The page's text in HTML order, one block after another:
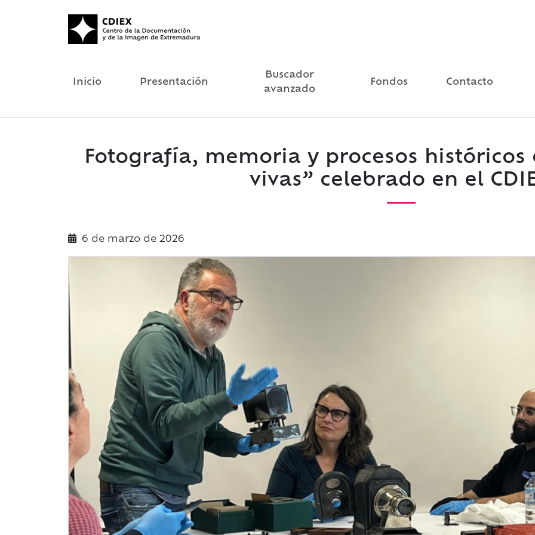
Inicio Presentación
Buscador
avanzado
Fondos Contacto
Fotografía, memoria y procesos históricos
vivas” celebrado en el
6 de marzo de 2026
Previous